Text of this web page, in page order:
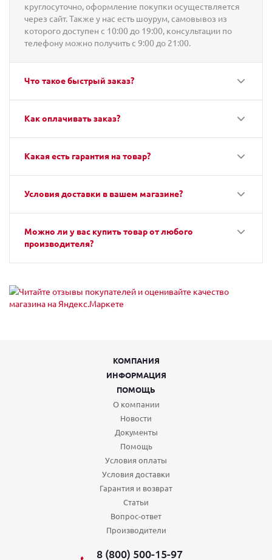
круглосуточно, оформление покупки осуществляется
через сайт. Также у нас есть шоурум, самовывоз из
которого доступен с 10:00 до 19:00, консультации по
телефону можно получить с 9:00 до 21:00.
Что такое быстрый заказ?
Как оплачивать заказ?
Какая есть гарантия на товар?
Условия доставки в вашем магазине?
Можно ли у вас купить товар от любого
производителя?
КОМПАНИЯ
ИНФОРМАЦИЯ
ПОМОЩЬ
О компании
Новости
Документы
Помощь
Условия оплаты
Условия доставки
Гарантия и возврат
Статьи
Вопрос-ответ
Производители
8 (800) 500-15-97